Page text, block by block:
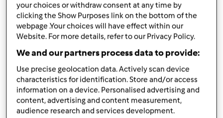
1paucanela
1casca de limão
qbcanela em pó
your choices or withdraw consent at any time by
clicking the Show Purposes link on the bottom of the
webpage .Your choices will have effect within our
Website. For more details, refer to our Privacy Policy.
We and our partners process data to provide:
Use precise geolocation data. Actively scan device
characteristics for identification. Store and/or access
information on a device. Personalised advertising and
content, advertising and content measurement,
audience research and services development.